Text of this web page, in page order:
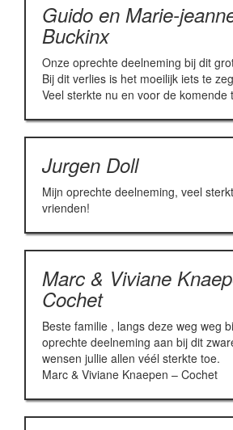
Guido en Marie-
Buckinx
Onze oprechte deelneming bij dit
Bij dit verlies is het moeilijk iets te
Veel sterkte nu en voor de komende
Jurgen Doll
Mijn oprechte deelneming, veel
vrienden!
Marc & Viviane
Cochet
Beste familie , langs deze weg weg
oprechte deelneming aan bij dit
wensen jullie allen véél sterkte toe.
Marc & Viviane Knaepen – Cochet